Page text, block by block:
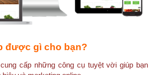
được gì cho bạn?
cung cấp những công cụ tuyệt vời giúp bạn